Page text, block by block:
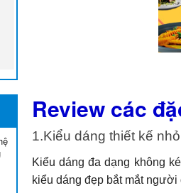
Review các
1.Kiểu dáng thiết kế
Kiểu dáng đa dạng không
kiểu dáng đẹp bắt mắt người